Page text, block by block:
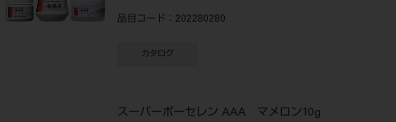
品目コード ：202280280
カタログ
スーパーポーセレン AAA マメロン10g